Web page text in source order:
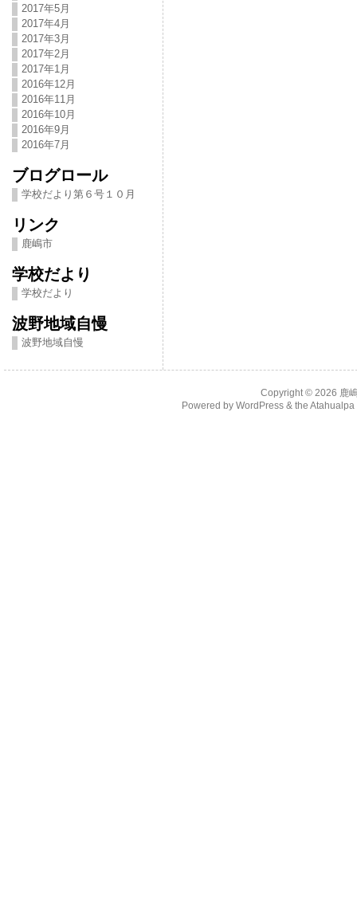
2017年5月
2017年4月
2017年3月
2017年2月
2017年1月
2016年12月
2016年11月
2016年10月
2016年9月
2016年7月
ブログロール
学校だより第６号１０月
リンク
鹿嶋市
学校だより
学校だより
波野地域自慢
波野地域自慢
Copyright © 2026 鹿
Powered by WordPress& the Atahualpa